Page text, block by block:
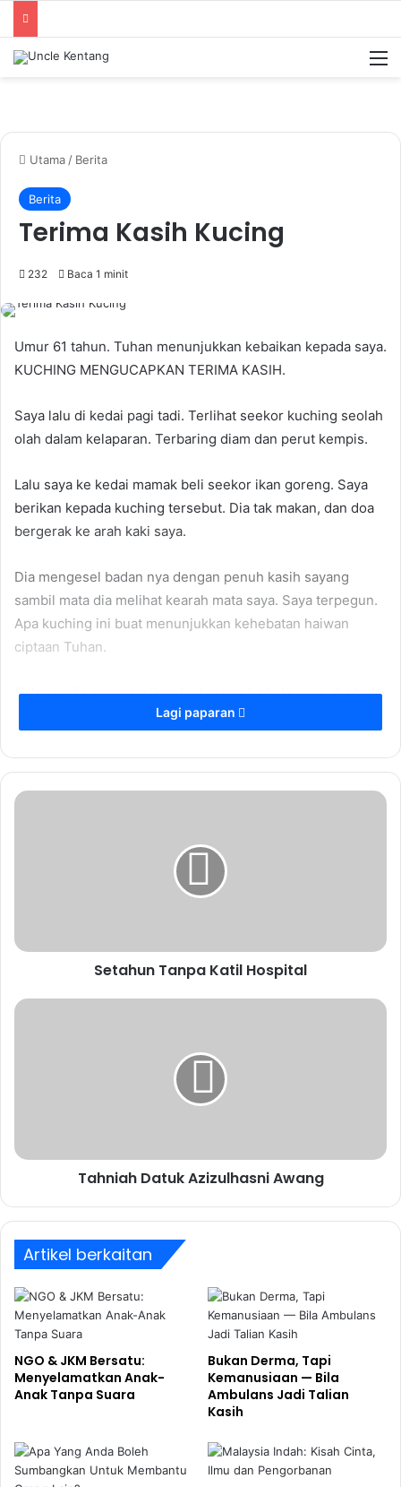
Utama / Berita
Berita
Terima Kasih Kucing
232 Baca 1 minit
Umur 61 tahun. Tuhan menunjukkan kebaikan kepada saya.
KUCHING MENGUCAPKAN TERIMA KASIH.
Saya lalu di kedai pagi tadi. Terlihat seekor kuching seolah
olah dalam kelaparan. Terbaring diam dan perut kempis.
Lalu saya ke kedai mamak beli seekor ikan goreng. Saya
berikan kepada kuching tersebut. Dia tak makan, dan doa
bergerak ke arah kaki saya.
Dia mengesel badan nya dengan penuh kasih sayang
sambil mata dia melihat kearah mata saya. Saya terpegun.
Apa kuching ini buat menunjukkan kehebatan haiwan
ciptaan Tuhan.
Selepas dia mengeselkan badan nya ke kaki saya, dia buat
pusingan mengeliling kaki saya 2 kali seolah olah memberi
Ini lah kebesaran Tuhan. Kuching pun pandai berterima
Lagi paparan
Setahun Tanpa Katil Hospital
Tahniah Datuk Azizulhasni Awang
Artikel berkaitan
NGO & JKM Bersatu:
Menyelamatkan Anak-
Anak Tanpa Suara
Bukan Derma, Tapi
Kemanusiaan — Bila
Ambulans Jadi Talian
Kasih